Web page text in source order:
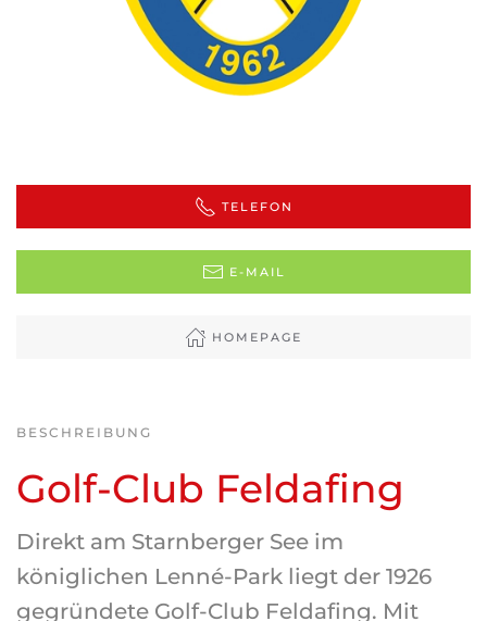
TELEFON
E-MAIL
HOMEPAGE
BESCHREIBUNG
Golf-Club Feldafing
Direkt am Starnberger See im
königlichen Lenné-Park liegt der 1926
gegründete Golf-Club Feldafing. Mit